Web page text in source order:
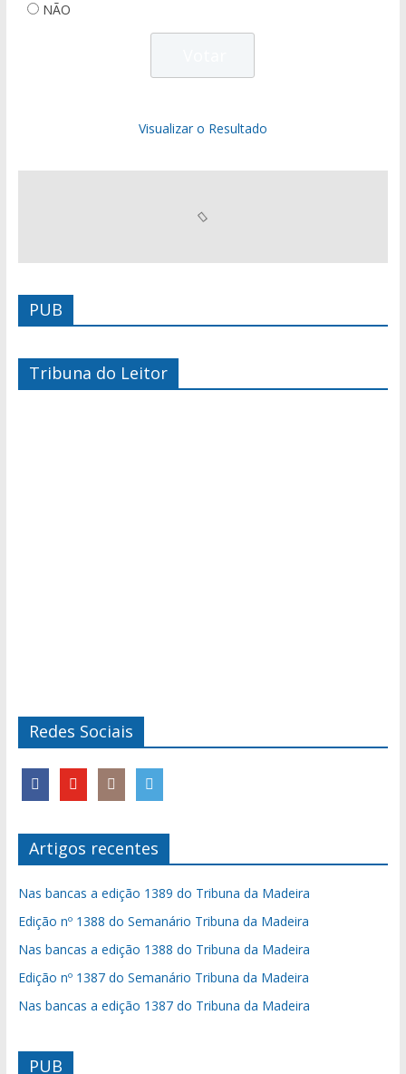
NÃO
Visualizar o Resultado
PUB
Tribuna do Leitor
Redes Sociais
Artigos recentes
Nas bancas a edição 1389 do Tribuna da Madeira
Edição nº 1388 do Semanário Tribuna da Madeira
Nas bancas a edição 1388 do Tribuna da Madeira
Edição nº 1387 do Semanário Tribuna da Madeira
Nas bancas a edição 1387 do Tribuna da Madeira
PUB